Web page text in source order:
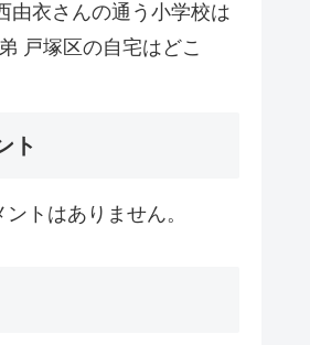
由衣さんの通う小学校は
戸塚区の自宅はどこ
ト
トはありません。